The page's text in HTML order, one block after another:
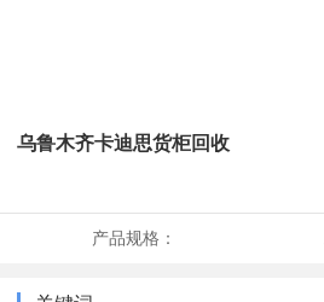
乌鲁木齐卡迪思货柜回收
产品规格：